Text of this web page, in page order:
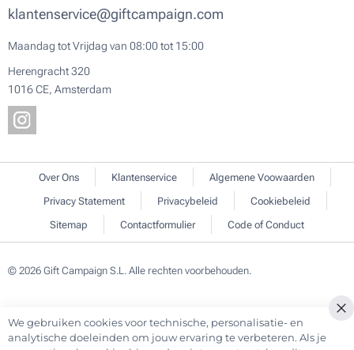
klantenservice@giftcampaign.com
Maandag tot Vrijdag van 08:00 tot 15:00
Herengracht 320
1016 CE, Amsterdam
Over Ons Klantenservice
Algemene Voowaarden
Privacy Statement
Privacybeleid
Cookiebeleid
Sitemap
Contactformulier Code of Conduct
© 2026 Gift Campaign S.L. Alle rechten voorbehouden.
We gebruiken cookies voor technische, personalisatie- en
analytische doeleinden om jouw ervaring te verbeteren. Als je